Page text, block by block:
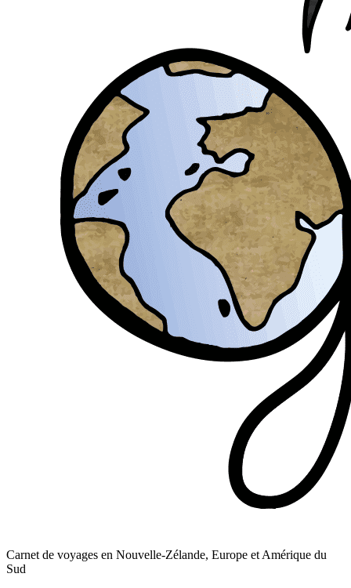
Carnet de voyages en Nouvelle-Zélande, Europe et Amérique du
Sud